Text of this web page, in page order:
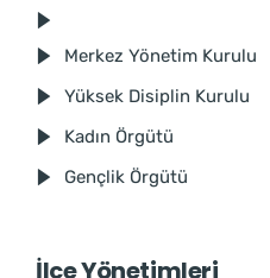
Merkez Yönetim Kurulu
Yüksek Disiplin Kurulu
Kadın Örgütü
Gençlik Örgütü
İlçe Yönetimleri